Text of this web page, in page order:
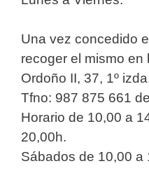
Una vez concedido
recoger el mismo en
Ordoño II, 37, 1º
Tfno: 987 875 661
Horario de 10,00 a
20,00h.
Sábados de 10,00 a